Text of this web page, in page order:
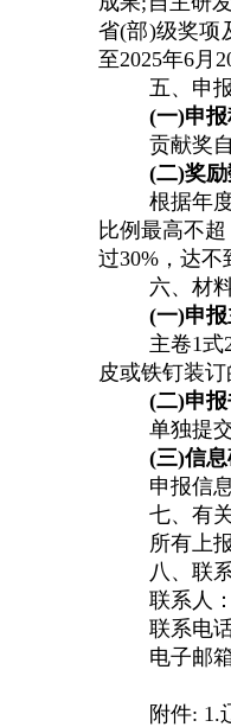
省(部)级奖项
至2025年6月
五、申
(一)申
贡献奖
(二)奖
根据年
比例最高不超
过30%，达
六、材
(一)申
主卷1式
皮或铁钉装
(二)申
单独提
(三)信
申报信
七、有
所有上
八、联
联系人
联系电
电子邮
附件: 1.